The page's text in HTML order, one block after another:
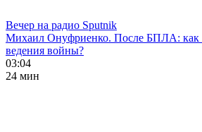
Вечер на радио Sputnik
Михаил Онуфриенко. После БПЛА: как
ведения войны?
03:04
24 мин